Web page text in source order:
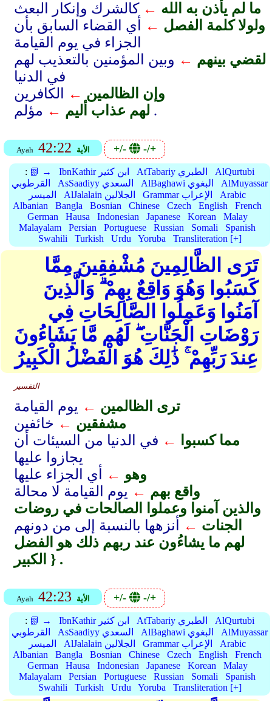
ما لم يأذن به الله ← كالشرك وإنكار البعث
ولولا كلمة الفصل ←
أي القضاء السابق بأن
الجزاء في يوم القيامة
لقضي بينهم ← وبين المؤمنين بالتعذيب لهم
في الدنيا
وإن الظالمين ←
الكافرين
لهم عذاب أليم ← مؤلم .
Ayah 42:22 الأية +/- -/+
: 📗 → IbnKathir ابن كثير AtTabariy الطبري
AlQurtubi
القرطوبي
AsSaadiyy السعدي AlBaghawi البغوي
AlMuyassar
الميسر
AlJalalain الجلالين Grammar الإعراب
Arabic
Albanian
Bangla Bosnian Chinese Czech English
French
German
Hausa Indonesian Japanese Korean
Malay
Malayalam
Persian Portuguese Russian Somali
Spanish
Swahili
Turkish Urdu Yoruba Transliteration [+]
تَرَى الظَّالِمِينَ مُشْفِقِينَ مِمَّا
كَسَبُوا وَهُوَ وَاقِعٌ بِهِمْ ۗ وَالَّذِينَ
آمَنُوا وَعَمِلُوا الصَّالِحَاتِ فِي
رَوْضَاتِ الْجَنَّاتِ ۖ لَهُم مَّا يَشَاءُونَ
عِندَ رَبِّهِمْ ۚ ذَٰلِكَ هُوَ الْفَضْلُ الْكَبِيرُ
التفسير
ترى الظالمين ← يوم القيامة
مشفقين ← خائفين
مما كسبوا
← في الدنيا من السيئات أن
يجازوا عليها
وهو ←
أي الجزاء عليها
واقع بهم ← يوم القيامة لا محالة
والذين آمنوا وعملوا الصالحات في روضات
الجنات ←
أنزهها بالنسبة إلى من دونهم
لهم ما يشاءُون عند ربهم ذلك هو الفضل
الكبير } .
Ayah 42:23 الأية +/- -/+
: 📗 → IbnKathir ابن كثير AtTabariy الطبري
AlQurtubi
القرطوبي
AsSaadiyy السعدي AlBaghawi البغوي
AlMuyassar
الميسر
AlJalalain الجلالين Grammar الإعراب
Arabic
Albanian
Bangla Bosnian Chinese Czech English
French
German
Hausa Indonesian Japanese Korean
Malay
Malayalam
Persian Portuguese Russian Somali
Spanish
Swahili
Turkish Urdu Yoruba Transliteration [+]